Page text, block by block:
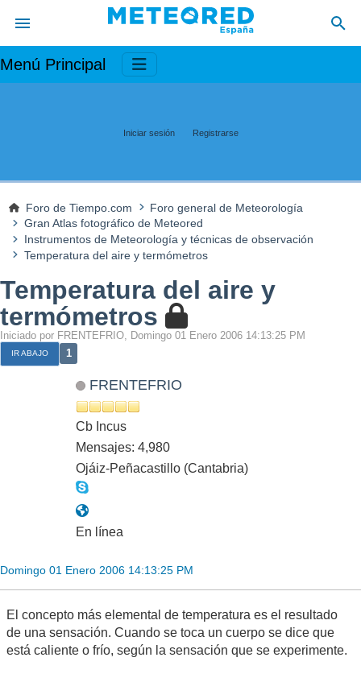
Menú Principal
Iniciar sesión Registrarse
Foro de Tiempo.com
Foro general de Meteorología
Gran Atlas fotográfico de Meteored
Instrumentos de Meteorología y técnicas de observación
Temperatura del aire y termómetros
Temperatura del aire y
termómetros
Iniciado por FRENTEFRIO, Domingo 01 Enero 2006 14:13:25 PM
IR ABAJO 1
FRENTEFRIO
Cb Incus
Mensajes: 4,980
Ojáiz-Peñacastillo (Cantabria)
En línea
Domingo 01 Enero 2006 14:13:25 PM
El concepto más elemental de temperatura es el resultado
de una sensación. Cuando se toca un cuerpo se dice que
está caliente o frío, según la sensación que se experimente.